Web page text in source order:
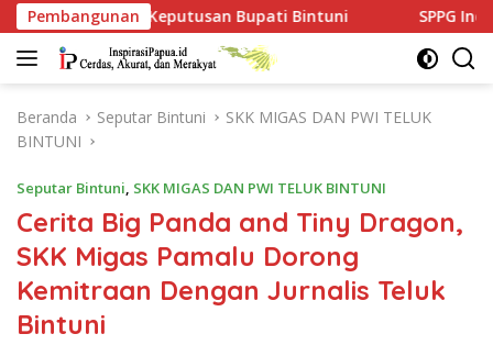
Langsung
ke
konten
PembangunanBupati Bintuni SPPG Indayana Bintuni
Beranda Seputar Bintuni
SKK MIGAS DAN PWI TELUK
BINTUNI
Seputar Bintuni, SKK MIGAS DAN PWI TELUK BINTUNI
Cerita Big Panda and Tiny Dragon,
SKK Migas Pamalu Dorong
Kemitraan Dengan Jurnalis Teluk
Bintuni